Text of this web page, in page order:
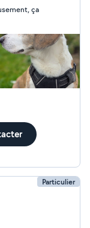
d'animaux
spécifiques
offrir, ainsi
et agréable
ça
Particulier